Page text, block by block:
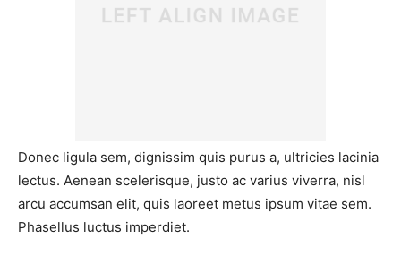
Donec ligula sem, dignissim quis purus a, ultricies lacinia
lectus. Aenean scelerisque, justo ac varius viverra, nisl
arcu accumsan elit, quis laoreet metus ipsum vitae sem.
Phasellus luctus imperdiet.